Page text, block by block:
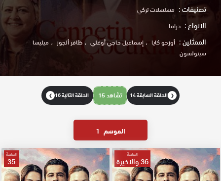
تصنيفات : مسلسلات تركي
الانواع : دراما
الممثلين : أوزجو كايا إسماعيل حاجي أوغلي ظافر ألجوز
ميليسا
سينولسون
❮ الحلقة السابقة 14 تشاهد 15 الحلقة التالية 16 ❯
الموسم 1
الحلقة
36 والاخيرة
الحلقة
35